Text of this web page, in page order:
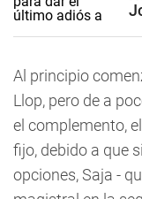
Al principio
Llop, pero de a
el complemento,
fijo, debido a que
opciones, Saja -